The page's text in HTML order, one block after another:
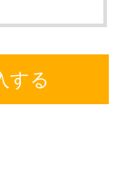
する